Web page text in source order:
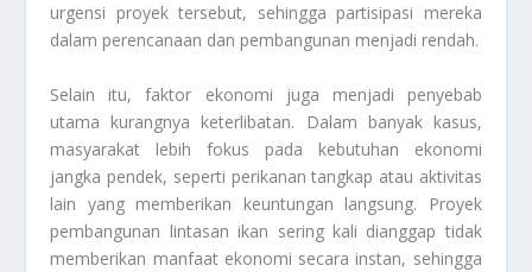
urgensi proyek tersebut, sehingga partisipasi mereka
dalam perencanaan dan pembangunan menjadi rendah.
Selain itu, faktor ekonomi juga menjadi penyebab
utama kurangnya keterlibatan. Dalam banyak kasus,
masyarakat lebih fokus pada kebutuhan ekonomi
jangka pendek, seperti perikanan tangkap atau aktivitas
lain yang memberikan keuntungan langsung. Proyek
pembangunan lintasan ikan sering kali dianggap tidak
memberikan manfaat ekonomi secara instan, sehingga